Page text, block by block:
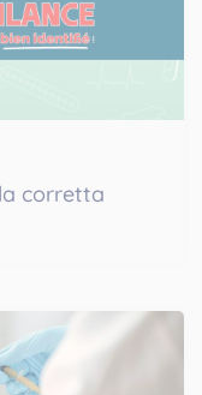
corretta